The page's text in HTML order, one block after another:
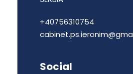
+40756310754
Social